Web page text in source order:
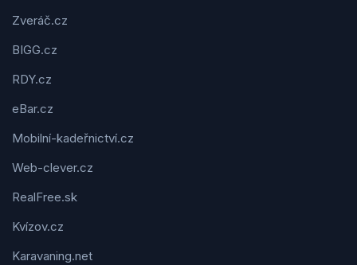
Zveráč.cz
BIGG.cz
RDY.cz
eBar.cz
Mobilní-kadeřnictví.cz
Web-clever.cz
RealFree.sk
Kvízov.cz
Karavaning.net